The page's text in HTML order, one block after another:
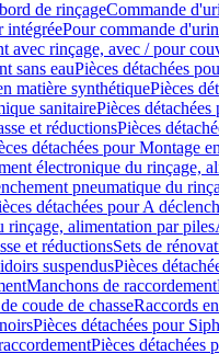
de rinçageCommande
intégréePour commande
avec rinçage, avec / pour
sans eauPièces détachées
matière synthétiquePièces
sanitairePièces
et réductionsPièces
détachées pour Montage
électronique du rinçage,
pneumatique du
détachées pour A
rinçage, alimentation par piles
et réductionsSets de
suspendusPièces
Manchons de raccordement
coude de chasseRaccords
Pièces détachées pour
Pièces détachées